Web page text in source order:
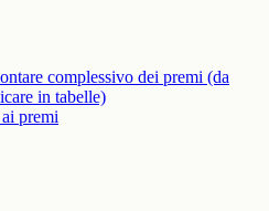
complessivo dei premi (da
in tabelle)
premi